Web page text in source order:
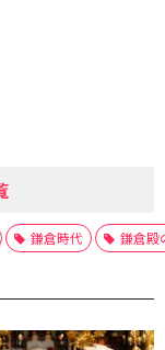
鎌倉時代 鎌倉殿